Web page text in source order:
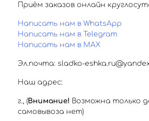
Приём заказов онлайн
Написать нам в WhatsApp
Написать нам в Telegram
Написать нам в MAX
Эл.почта: sladko-
Наш адрес:
г. , (Внимание! Возможна только
самовывоза нет)